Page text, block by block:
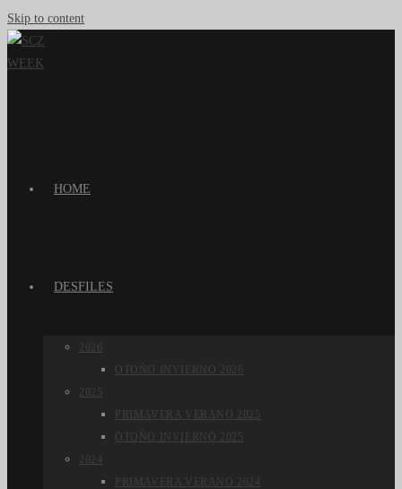
Skip to content
HOME
DESFILES
2026
OTOÑO INVIERNO 2026
2025
PRIMAVERA VERANO 2025
OTOÑO INVIERNO 2025
2024
PRIMAVERA VERANO 2024